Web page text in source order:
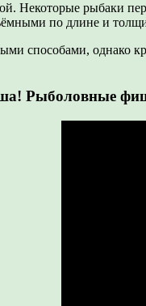
Некоторые рыбаки
по длине и
способами, однако
Рыболовные